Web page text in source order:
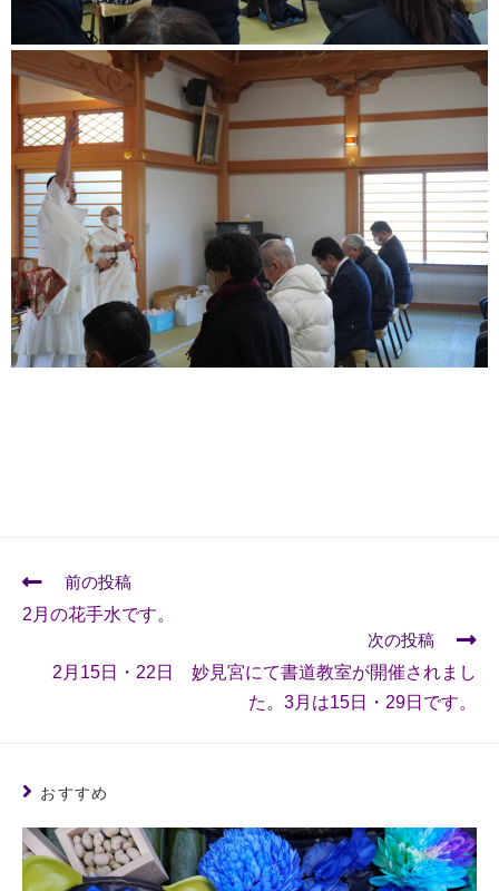
前の投稿
2月の花手水です。
次の投稿
2月15日・22日 妙見宮にて書道教室が開催されまし
た。3月は15日・29日です。
おすすめ